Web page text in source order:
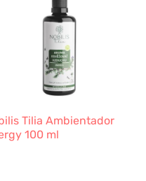
Tilia Ambientador
100 ml